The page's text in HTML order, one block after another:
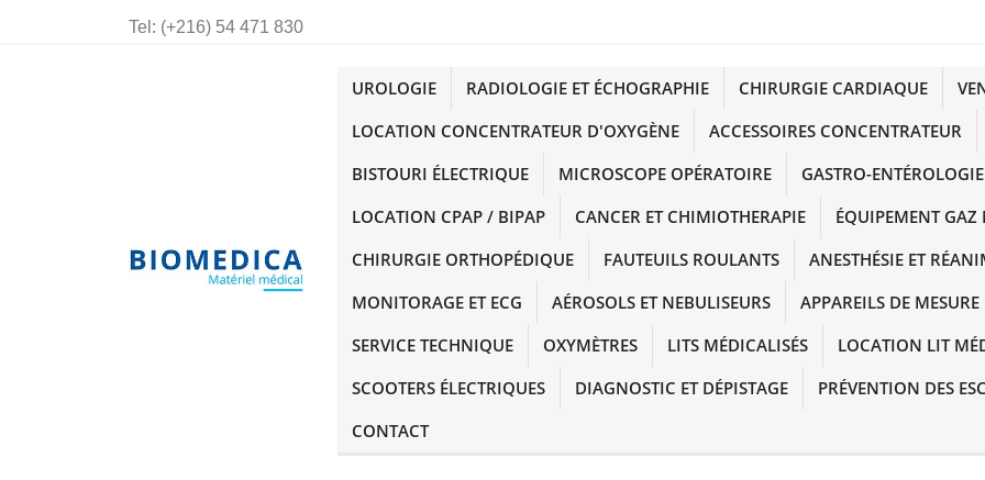
Tel: (+216) 54 471 830
UROLOGIE RADIOLOGIE ET ÉCHOGRAPHIE CHIRURGIE CARDIAQUE
LOCATION CONCENTRATEUR D'OXYGÈNE
ACCESSOIRES CONCENTRATEUR
BISTOURI ÉLECTRIQUE
MICROSCOPE OPÉRATOIRE
GASTRO-ENTÉROLOGIE
LOCATION CPAP / BIPAP
CANCER ET CHIMIOTHERAPIE
ÉQUIPEMENT GAZ
CHIRURGIE ORTHOPÉDIQUE
FAUTEUILS ROULANTS
ANESTHÉSIE ET
MONITORAGE ET ECG
AÉROSOLS ET NEBULISEURS
APPAREILS DE MESURE
SERVICE TECHNIQUE
OXYMÈTRES LITS MÉDICALISÉS
LOCATION LIT
SCOOTERS ÉLECTRIQUES
DIAGNOSTIC ET DÉPISTAGE
PRÉVENTION DES
CONTACT